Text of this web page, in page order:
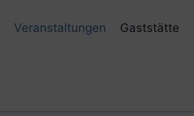
Veranstaltungen Gaststätte